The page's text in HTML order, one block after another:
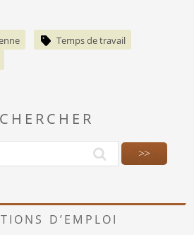
Temps de travail
D’EMPLOI